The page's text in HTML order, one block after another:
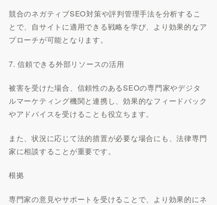
競合のネガティブSEO対策や評判管理手法を分析するこ
とで、自サイトに適用できる戦略を学び、より効果的なア
プローチが可能となります。
7. 信頼できる外部リソースの活用
被害を受けた場合、信頼性のあるSEOの専門家やデジタ
ルマーケティング機関と連携し、効果的なフィードバック
やアドバイスを受けることも役立ちます。
また、状況に応じて法的措置が必要な場合にも、法律専門
家に相談することが重要です。
根拠
専門家の意見やサポートを受けることで、より効果的にネ